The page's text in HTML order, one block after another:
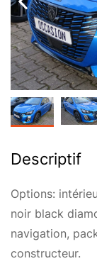
Descriptif
Options:
noir black
navigation,
constructeur.